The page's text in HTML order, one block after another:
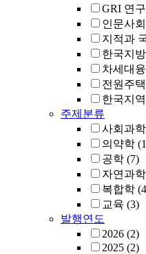
GRI 연
인문사회
지적과
한국지
차세대
전원주
한국지
주제분류
사회과학
의약학
공학 (7)
자연과학
복합학
교육 (3)
발행연도
2026 (2)
2025 (2)